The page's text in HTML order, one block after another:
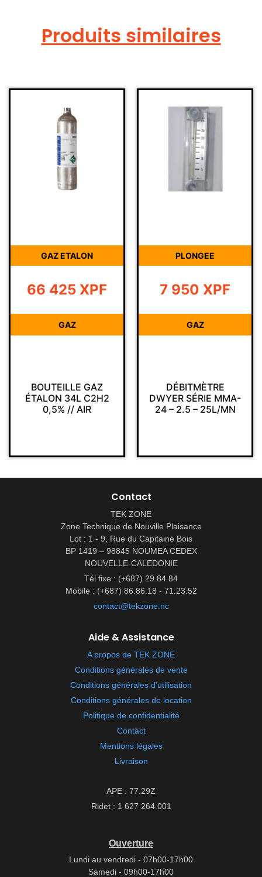
Produits similaires
GAZ ETALON
BOUTEILLE GAZ
ÉTALON 34L C2H2
0,5% // AIR
66 425 XPF
GAZ
PLONGEE
DÉBITMÈTRE
DWYER SÉRIE MMA-
24 – 2.5 – 25L/MN
7 950 XPF
GAZ
Contact
TEK ZONE
Zone Technique de Nouville Plaisance
Lot : 1 - 9, Rue du Capitaine Bois
BP 1419 – 98845 NOUMEA CEDEX
NOUVELLE-CALEDONIE
Tél fixe : (+687) 29.84.84
Mobile : (+687) 86.86.18 - 71.23.52
contact@tekzone.nc
Aide & Assistance
A propos de TEK ZONE
Conditions générales de vente
Conditions générales d'utilisation
Conditions générales de location
Politique de confidentialité
Contact
Mentions légales
Livraison
APE : 77.29Z
Ridet : 1 627 264.001
Ouverture
Lundi au vendredi - 07h00-17h00
Samedi - 09h00-17h00